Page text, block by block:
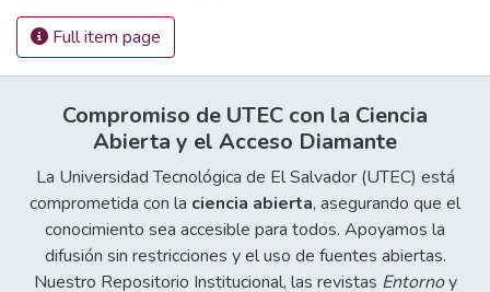
Full item page
Compromiso de UTEC con la Ciencia
Abierta y el Acceso Diamante
La Universidad Tecnológica de El Salvador (UTEC) está
comprometida con la ciencia abierta, asegurando que el
conocimiento sea accesible para todos. Apoyamos la
difusión sin restricciones y el uso de fuentes abiertas.
Nuestro Repositorio Institucional, las revistas Entornoy